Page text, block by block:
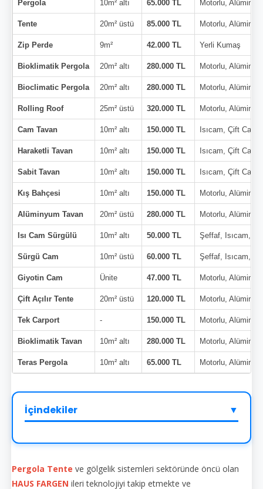
Pergola 10m² altı 65.000 TL Motorlu,
Tente 20m² üstü 85.000 TL Motorlu,
Zip Perde 9m² 42.000 TL Yerli Kumaş
Bioklimatik Pergola 20m² altı 280.000 TL Motorlu,
Bioclimatic Pergola 20m² altı 280.000 TL Motorlu,
Rolling Roof 25m² üstü 320.000 TL Motorlu,
Cam Tavan 10m² altı 150.000 TL Isıcam, Çift Cam
Haraketli Tavan 10m² altı 150.000 TL Isıcam, Çift Cam
Sabit Tavan 10m² altı 150.000 TL Isıcam, Çift Cam
Kış Bahçesi 10m² altı 150.000 TL Motorlu,
Alüminyum Tavan 20m² üstü 280.000 TL Motorlu,
Isı Cam Sürgülü 10m² altı 50.000 TL Şeffaf, Isıcam,
Sürgü Cam 10m² üstü 60.000 TL Şeffaf, Isıcam,
Giyotin Cam Ünite 47.000 TL Motorlu,
Çift Açılır Tente 20m² üstü 120.000 TL Motorlu,
Tek Carport - 150.000 TL Motorlu,
Bioklimatik Tavan 10m² altı 280.000 TL Motorlu,
Teras Pergola 10m² altı 65.000 TL Motorlu,
İçindekiler ▼
Pergola Tente ve gölgelik sistemleri sektöründe öncü olan
HAUS FARGEN ileri teknolojiyi takip etmekte ve